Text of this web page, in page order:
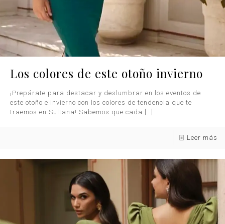
Los colores de este otoño invierno
¡Prepárate para destacar y deslumbrar en los eventos de
este otoño e invierno con los colores de tendencia que te
traemos en Sultana! Sabemos que cada
[…]
Leer más